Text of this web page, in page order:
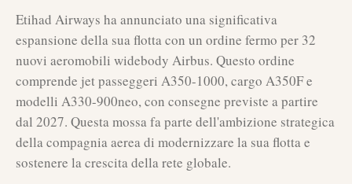
Etihad Airways ha annunciato una significativa
espansione della sua flotta con un ordine fermo per 32
nuovi aeromobili widebody Airbus. Questo ordine
comprende jet passeggeri A350-1000, cargo A350F e
modelli A330-900neo, con consegne previste a partire
dal 2027. Questa mossa fa parte dell'ambizione strategica
della compagnia aerea di modernizzare la sua flotta e
sostenere la crescita della rete globale.